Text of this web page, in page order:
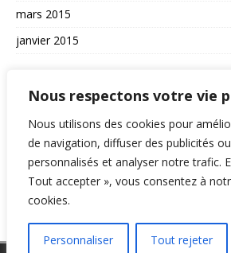
Nous respectons votre vie
Nous utilisons des cookies pour
de navigation, diffuser des publicités
personnalisés et analyser notre trafic.
Tout accepter », vous consentez à
cookies.
Personnaliser Tout rejeter
mars 2015
janvier 2015
La vie du site
A propos et contact
Politique de confidentialité
RSS